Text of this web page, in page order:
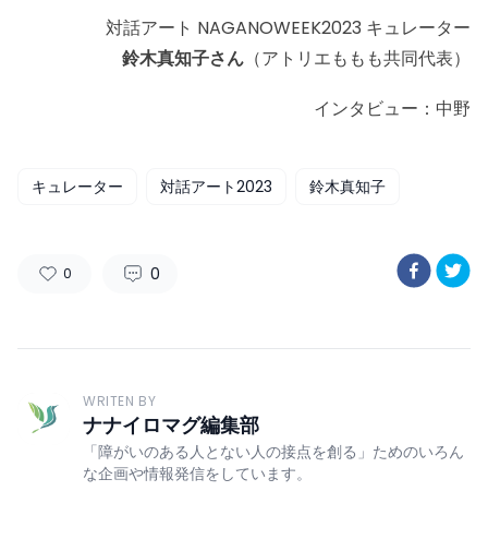
対話アート NAGANOWEEK2023 キュレーター
鈴木真知子さん （アトリエももも共同代表）
インタビュー：中野
キュレーター 対話アート2023 鈴木真知子
0 0
WRITEN BY
ナナイロマグ編集部
「障がいのある人とない人の接点を創る」ためのいろん
な企画や情報発信をしています。